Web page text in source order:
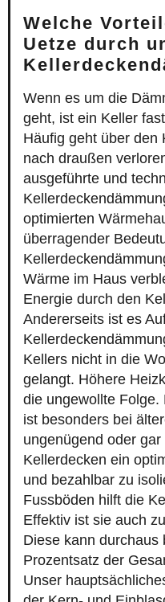
Welche
Uetze durch
Wenn es um die
geht, ist ein Keller
Häufig geht über den
nach draußen
ausgeführte und
optimierten
überragender
Wärme im Haus
Energie durch den
Andererseits ist es
Kellers nicht in die
gelangt. Höhere
die ungewollte Folge.
ist besonders bei
ungenügend oder
Kellerdecken ein
und bezahlbar zu
Fussböden hilft die
Effektiv ist sie auch
Diese kann durchaus
Prozentsatz der
Unser